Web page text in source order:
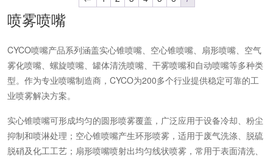
喷雾喷嘴
CYCO喷嘴产品系列涵盖实心锥喷嘴、空心锥喷嘴、扇形喷嘴、空气
雾化喷嘴、螺旋喷嘴、罐体清洗喷嘴、干雾喷嘴和自动喷嘴等多种类
型。作为专业喷嘴制造商，CYCO为200多个行业提供稳定可靠的工
业喷雾解决方案。
实心锥喷嘴可形成均匀的圆形喷雾覆盖，广泛应用于设备冷却、粉尘
抑制和喷淋处理；空心锥喷嘴产生环形喷雾，适用于废气洗涤、脱硫
脱硝及化工工艺；扇形喷嘴喷射出均匀线状喷雾，常用于表面清洗、